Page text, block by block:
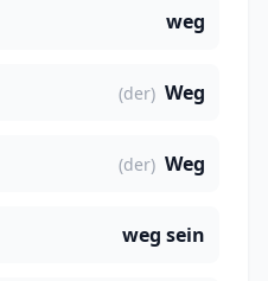
weg
Weg
(der)
Weg
(der)
weg sein